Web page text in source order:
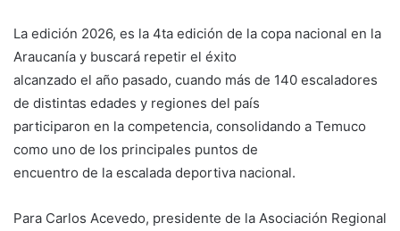
La edición 2026, es la 4ta edición de la copa nacional en la
Araucanía y buscará repetir el éxito
alcanzado el año pasado, cuando más de 140 escaladores
de distintas edades y regiones del país
participaron en la competencia, consolidando a Temuco
como uno de los principales puntos de
encuentro de la escalada deportiva nacional.
Para Carlos Acevedo, presidente de la Asociación Regional